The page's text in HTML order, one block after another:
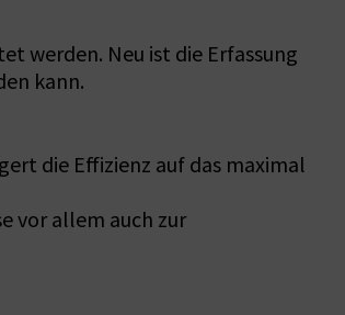
werden. Neu ist die Erfassung
kann.
die Effizienz auf das maximal
vor allem auch zur